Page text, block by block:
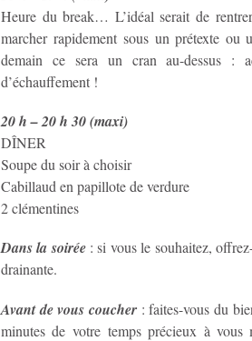
Heure du break… L’idéal serait de
marcher rapidement sous un prétexte
demain ce sera un cran au-dessus :
d’échauffement !
20 h – 20 h 30 (maxi)
DÎNER
Soupe du soir à choisir
Cabillaud en papillote de verdure
2 clémentines
Dans la soirée : si vous le souhaitez,
drainante.
Avant de vous coucher : faites-vous du
minutes de votre temps précieux à vous